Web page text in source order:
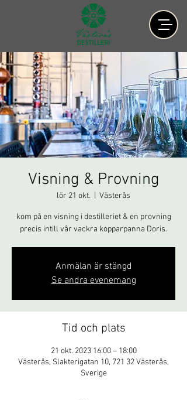
Visning & Provning
lör 21 okt. Västerås
kom på en visning i destilleriet & en provning
precis intill vår vackra kopparpanna Doris.
Anmälan är stängd
Se andra evenemang
Tid och plats
21 okt. 2023 16:00 – 18:00
Västerås, Slakterigatan 10, 721 32 Västerås,
Sverige